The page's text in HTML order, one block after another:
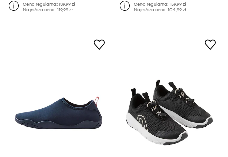
Cena regularna:139,99 zł
Najniższa cena:119,99 zł
Cena regularna:159,99 zł
Najniższa cena:104,99 zł